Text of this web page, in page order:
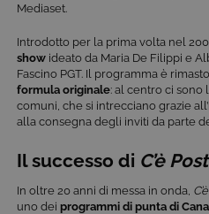
Mediaset.
Introdotto per la prima volta nel
show ideato da Maria De Filippi e
Fascino PGT. Il programma è
formula originale: al centro ci
comuni, che si intrecciano grazie
alla consegna degli inviti da parte
Il successo di C’è
In oltre 20 anni di messa in onda,
uno dei programmi di punta di